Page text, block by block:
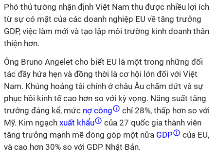
Phó thủ tướng nhận định Việt Nam thu được nhiều lợi ích
từ sự có mặt của các doanh nghiệp EU về tăng trưởng
GDP, việc làm mới và tạo lập môi trường kinh doanh thân
thiện hơn.
Ông Bruno Angelet cho biết EU là một trong những đối
tác đầy hứa hẹn và đồng thời là cơ hội lớn đối với Việt
Nam. Khủng hoảng tài chính ở châu Âu chấm dứt và sự
phục hồi kinh tế cao hơn so với kỳ vọng. Năng suất tăng
trưởng đáng kể, mức nợ công
chỉ 28%, thấp hơn so với
Mỹ. Kim ngạch xuất khẩu
của 27 quốc gia thành viên
tăng trưởng mạnh mẽ đóng góp một nửa GDP
của EU,
và cao hơn 30% so với GDP Nhật Bản.